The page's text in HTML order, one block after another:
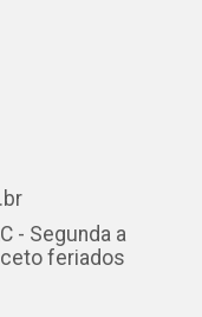
- Segunda a
feriados